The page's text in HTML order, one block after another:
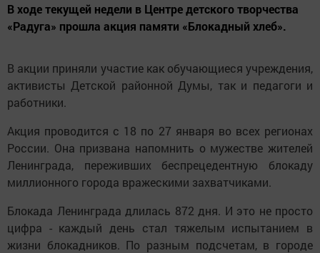
В ходе текущей недели в Центре детского творчества
«Радуга» прошла акция памяти «Блокадный хлеб».
В акции приняли участие как обучающиеся учреждения,
активисты Детской районной Думы, так и педагоги и
работники.
Акция проводится с 18 по 27 января во всех регионах
России. Она призвана напомнить о мужестве жителей
Ленинграда, переживших беспрецедентную блокаду
миллионного города вражескими захватчиками.
Блокада Ленинграда длилась 872 дня. И это не просто
цифра - каждый день стал тяжелым испытанием в
жизни блокадников. По разным подсчетам, в городе